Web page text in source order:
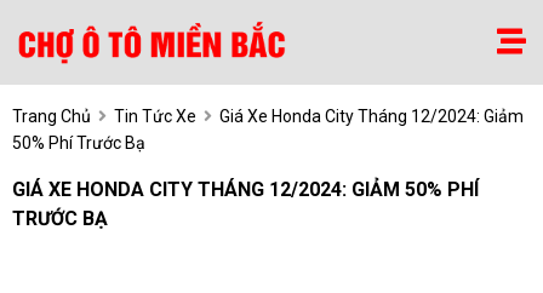
Trang Chủ Tin Tức Xe
Giá Xe Honda City Tháng 12/2024: Giảm
50% Phí Trước Bạ
GIÁ XE HONDA CITY THÁNG 12/2024: GIẢM 50% PHÍ
TRƯỚC BẠ